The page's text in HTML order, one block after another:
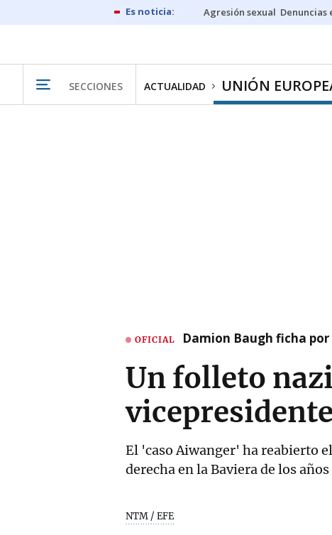
Agresión sexual Denuncias
SECCIONES ACTUALIDAD UNIÓN
OFICIAL Damion Baugh ficha
Un folleto
El 'caso Aiwanger' ha reabierto
derecha en la Baviera de los
NTM / EFE